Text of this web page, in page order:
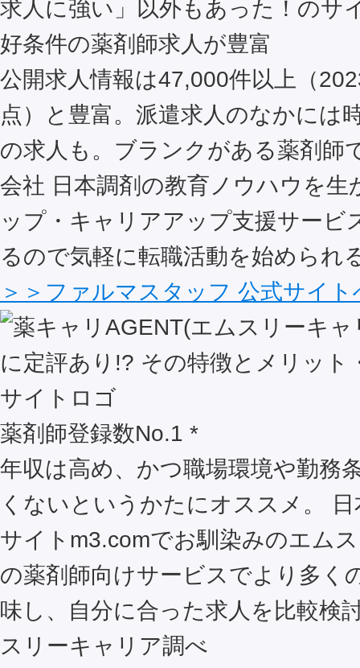
好条件の薬剤師求人が豊富
公開求人情報は47,000件以上（
点）と豊富。派遣求人のなかには
の求人も。ブランクがある薬剤師
会社 日本調剤の教育ノウハウを生
ップ・キャリアアップ支援サービ
るので気軽に転職活動を始められ
＞＞ファルマスタッフ 公式サイト
薬剤師登録数No.1 *
年収は高め、かつ職場環境や勤務
くないというかたにオススメ。
サイトm3.comでお馴染みのエム
の薬剤師向けサービスでより多く
味し、自分に合った求人を比較検
スリーキャリア調べ